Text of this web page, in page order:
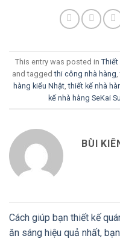
This entry was posted in Thiết
and taggedthi công nhà hàng ,
hàng kiểu Nhật,thiết kế nhà
kế nhà hàng SeKai
BÙI
Cách giúp bạn thiết kế
ăn sáng hiệu quả nhất,